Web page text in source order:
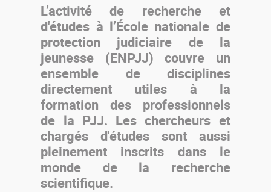
L’activité de recherche et
d'études à l’École nationale de
protection judiciaire de la
jeunesse (ENPJJ) couvre un
ensemble de disciplines
directement utiles à la
formation des professionnels
de la PJJ. Les chercheurs et
chargés d'études sont aussi
pleinement inscrits dans le
monde de la recherche
scientifique.